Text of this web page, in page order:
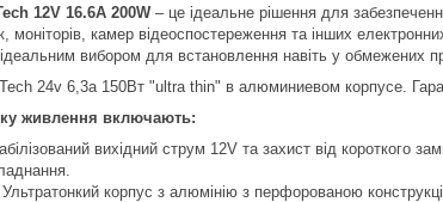
12V 16.6А 200W– це ідеальне рішення для
моніторів, камер відеоспостереження та інших
вибором для встановлення навіть у обмежених
живлення включають:
вихідний струм 12V та захист від короткого
Ультратонкий корпус з алюмінію з перфорованою